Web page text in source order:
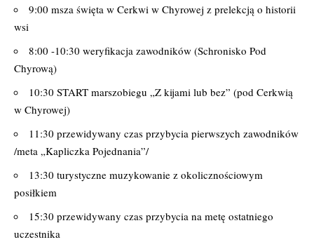
9:00 msza święta w Cerkwi w Chyrowej z prelekcją o historii
wsi
8:00 -10:30 weryfikacja zawodników (Schronisko Pod
Chyrową)
10:30 START marszobiegu „Z kijami lub bez” (pod Cerkwią
w Chyrowej)
11:30 przewidywany czas przybycia pierwszych zawodników
/meta „Kapliczka Pojednania”/
13:30 turystyczne muzykowanie z okolicznościowym
posiłkiem
15:30 przewidywany czas przybycia na metę ostatniego
uczestnika